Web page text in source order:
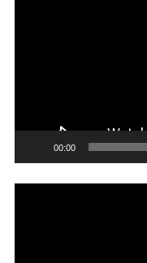
00:00